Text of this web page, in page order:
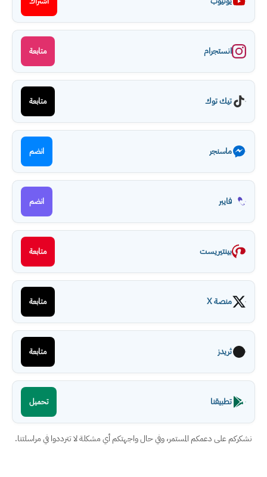
انستجرام متابعة
تيك توك متابعة
ماسنجر انضم
فايبر انضم
بينتيريست متابعة
منصة X متابعة
ثريدز متابعة
تطبيقنا تحميل
نشكركم على دعمكم المستمر، وفي حال واجهتكم أي مشكلة لا تترددوا في مراسلتنا.